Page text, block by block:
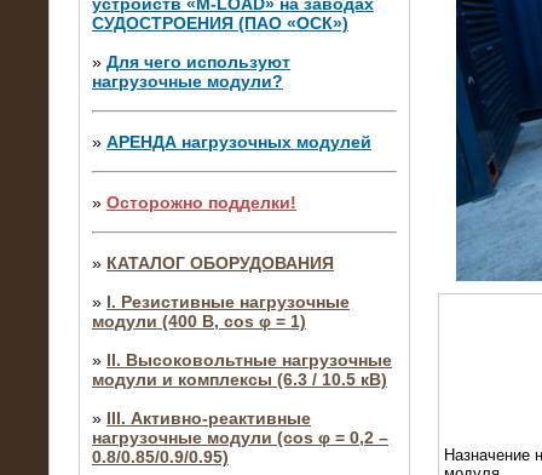
СУДОСТРОЕНИЯ (ПАО «ОСК»)
» Для чего используют
нагрузочные модули?
» АРЕНДА нагрузочных модулей
» Осторожно подделки!
» КАТАЛОГ ОБОРУДОВАНИЯ
» I. Резистивные нагрузочные
модули (400 В, cos φ = 1)
» II. Высоковольтные нагрузочные
модули и комплексы (6.3 / 10.5 кВ)
» III. Активно-реактивные
нагрузочные модули (cos φ = 0,2 –
0.8/0.85/0.9/0.95)
Назначение